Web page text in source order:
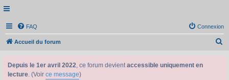
FAQ Connexion
Accueil du forum
Depuis le 1er avril 2022, ce forum devientaccessible uniquement en
lecture. (Voir ce message)